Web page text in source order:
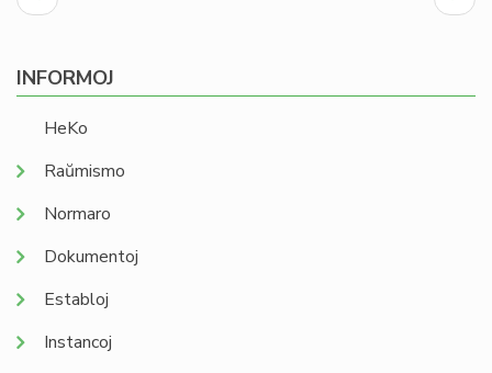
paĝo
page
INFORMOJ
HeKo
Raŭmismo
Normaro
Dokumentoj
Establoj
Instancoj